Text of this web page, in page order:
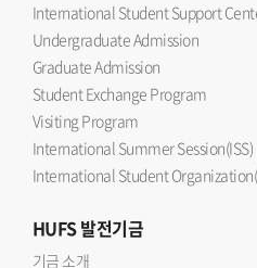
International Student Support
Undergraduate Admission
Graduate Admission
Student Exchange Program
Visiting Program
International Summer Session(ISS)
International Student
HUFS발전기금
기금 소개